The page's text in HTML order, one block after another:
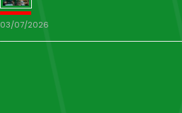
03/07/2026